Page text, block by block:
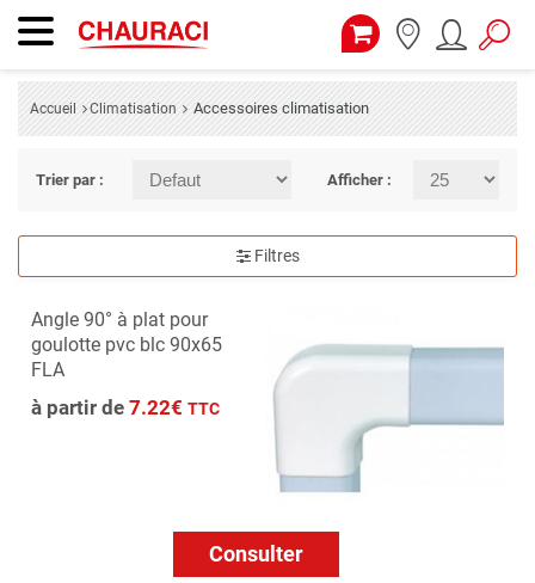
Accueil Climatisation Accessoires climatisation
Trier par : Afficher :
Filtres
Angle 90° à plat pour
goulotte pvc blc 90x65
FLA
à partir de 7.22€ TTC
Consulter